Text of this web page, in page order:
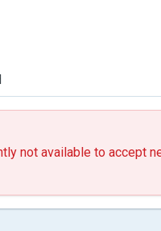
not available to accept